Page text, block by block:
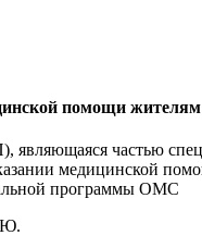
помощи жителям
частью
медицинской
программы ОМС
Ю.